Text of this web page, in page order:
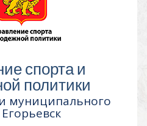
спорта и
политики
муниципального